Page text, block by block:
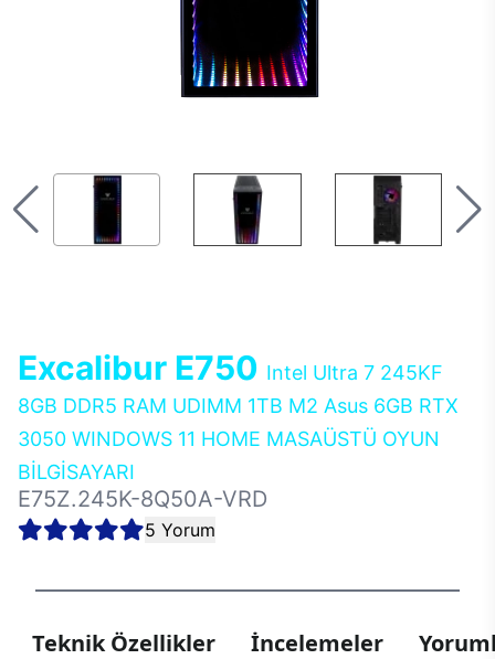
Excalibur E750 Intel Ultra 7 245KF
8GB DDR5 RAM UDIMM 1TB M2 Asus 6GB RTX
3050 WINDOWS 11 HOME MASAÜSTÜ OYUN
BİLGİSAYARI
E75Z.245K-8Q50A-VRD
5 Yorum
Teknik Özellikler İncelemeler